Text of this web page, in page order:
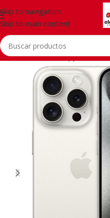
Skip to navigation
Skip to main content
Inicio/Telefonía/Apple iPhone